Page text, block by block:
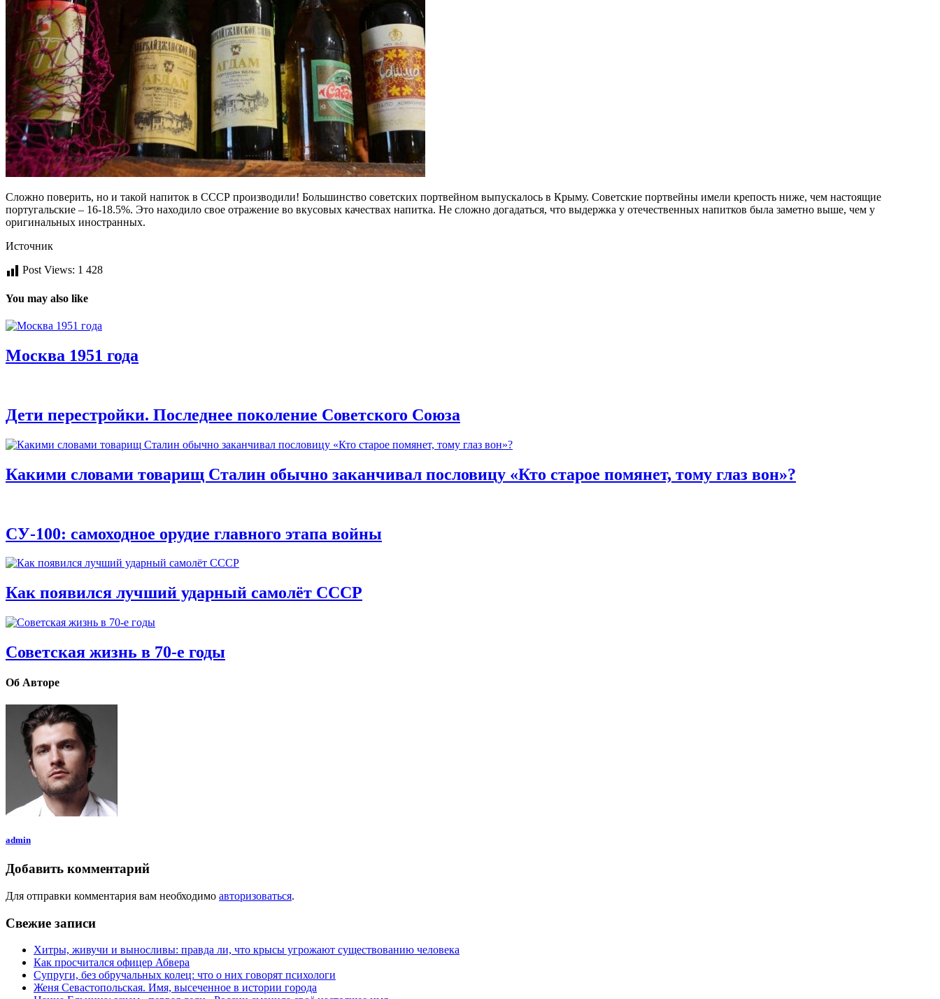
Сложно поверить, но и такой напиток в СССР производили! Большинство советских портвейном выпускалось в Крыму. Советские портвейны имели крепость ниже, чем настоящие
португальские – 16-18.5%. Это находило свое отражение во вкусовых качествах напитка. Не сложно догадаться, что выдержка у отечественных напитков была заметно выше, чем у
оригинальных иностранных.
Источник
Post Views: 1 428
You may also like
Москва 1951 года
Дети перестройки. Последнее поколение Советского Союза
Какими словами товарищ Сталин обычно заканчивал пословицу «Кто старое помянет, тому глаз вон»?
СУ-100: самоходное орудие главного этапа войны
Как появился лучший ударный самолёт СССР
Советская жизнь в 70-е годы
Об Авторе
admin
Добавить комментарий
Для отправки комментария вам необходимо авторизоваться.
Свежие записи
Хитры, живучи и выносливы: правда ли, что крысы угрожают существованию человека
Как просчитался офицер Абвера
Супруги, без обручальных колец: что о них говорят психологи
Женя Севастопольская. Имя, высеченное в истории города